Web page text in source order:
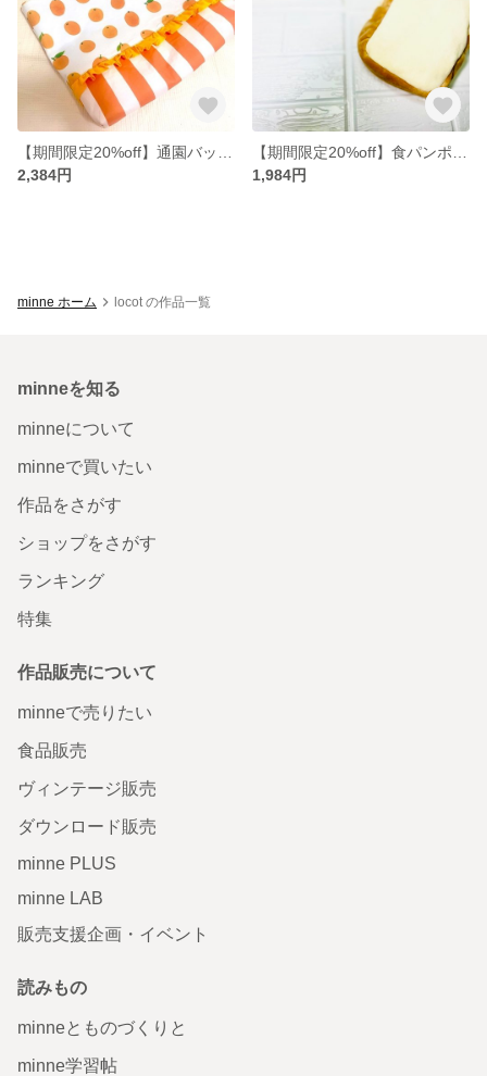
2,384円
1,984円
minne ホーム locot の作品一覧
minneを知る
minneについて
minneで買いたい
作品をさがす
ショップをさがす
ランキング
特集
作品販売について
minneで売りたい
食品販売
ヴィンテージ販売
ダウンロード販売
minne PLUS
minne LAB
販売支援企画・イベント
読みもの
minneとものづくりと
minne学習帖